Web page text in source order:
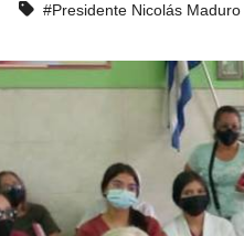
#Presidente Nicolás Maduro